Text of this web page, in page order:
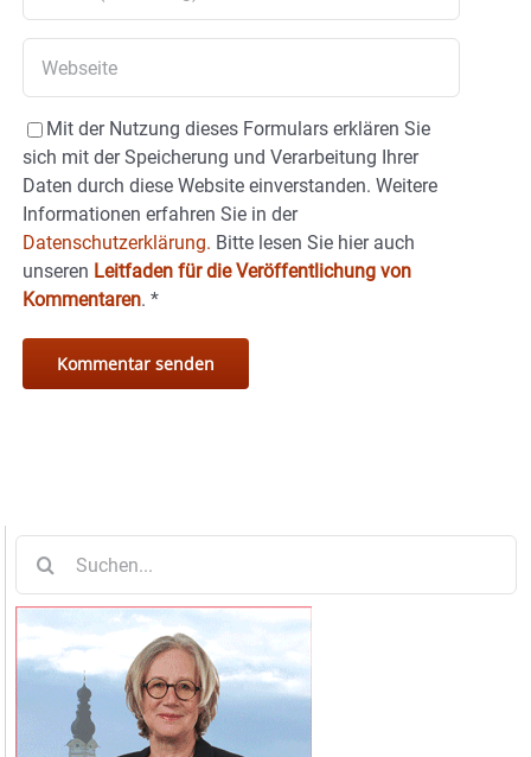
Mit der Nutzung dieses Formulars erklären Sie
sich mit der Speicherung und Verarbeitung Ihrer
Daten durch diese Website einverstanden. Weitere
Informationen erfahren Sie in der
Datenschutzerklärung. Bitte lesen Sie hier auch
unseren Leitfaden für die Veröffentlichung von
Kommentaren. *
nach: